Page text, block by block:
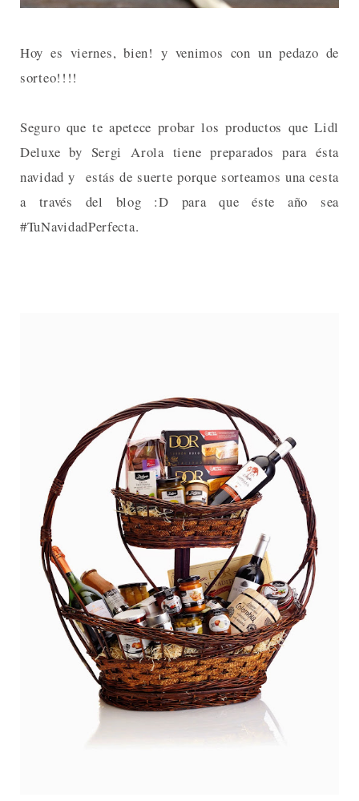
Hoy es viernes, bien! y venimos con un pedazo de
sorteo!!!!
Seguro que te apetece probar los productos que Lidl
Deluxe by Sergi Arola tiene preparados para ésta
navidad y estás de suerte porque sorteamos una cesta
a través del blog :D para que éste año sea
#TuNavidadPerfecta.